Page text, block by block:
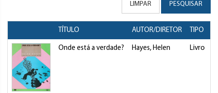
LIMPAR PESQUISAR
TÍTULO AUTOR/DIRETOR TIPO
Onde está a verdade? Hayes, Helen Livro